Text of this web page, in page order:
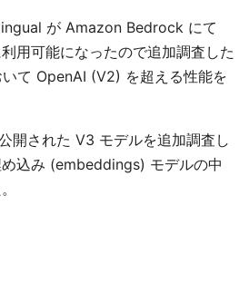
が Amazon Bedrock にて
用可能になったので追加調査した
て OpenAI (V2) を超える性能を
開された V3 モデルを追加調査し
込み (embeddings) モデルの中